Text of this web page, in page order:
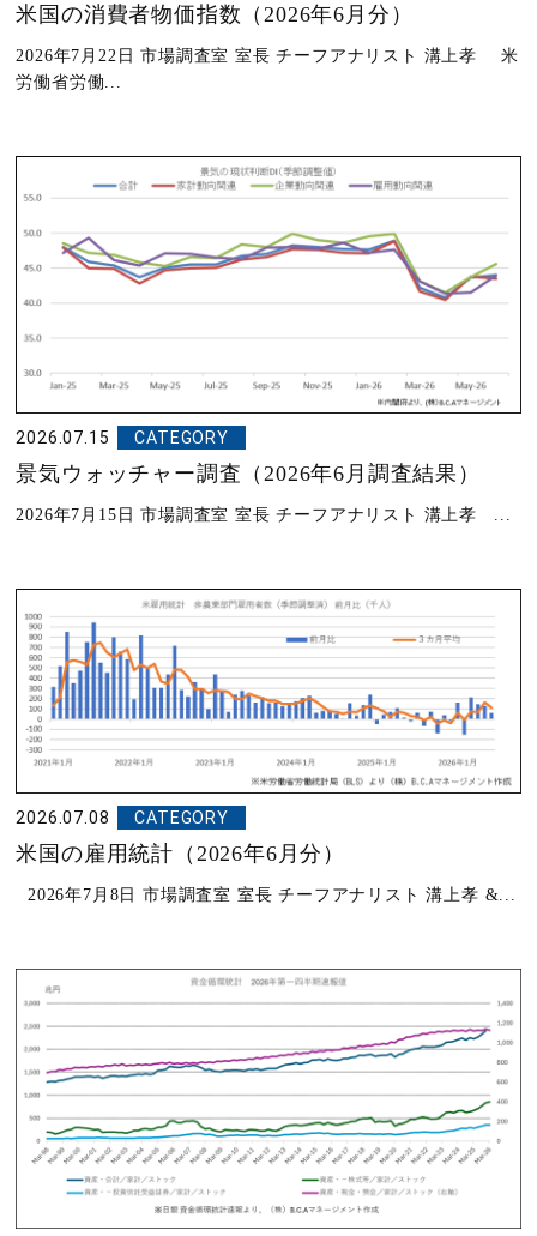
米国の消費者物価指数（2026年6月分）
2026年7月22日 市場調査室 室長 チーフアナリスト 溝上孝 米
労働省労働...
2026.07.15 CATEGORY
景気ウォッチャー調査（2026年6月調査結果）
2026年7月15日 市場調査室 室長 チーフアナリスト 溝上孝 ...
2026.07.08 CATEGORY
米国の雇用統計（2026年6月分）
2026年7月8日 市場調査室 室長 チーフアナリスト 溝上孝 &...